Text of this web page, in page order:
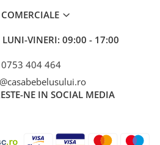
LUNI-VINERI: 09:00 - 17:00
0753 404 464
NE IN SOCIAL MEDIA